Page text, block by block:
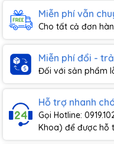
Miễn phí vẫn
Cho tất cả đơn
Miễn phí đổi - trả
Đối với sản phẩm
Hỗ trợ nhanh
Gọi Hotline:
Khoa) để được hỗ